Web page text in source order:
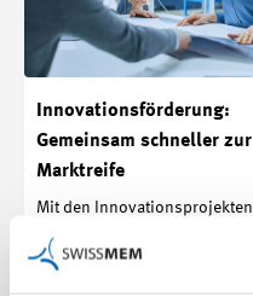
Innovationsförderung:
Gemeinsam schneller zur
Marktreife
Mit den Innovationsprojekten
von Innosuisse können
Unternehmen gemeinsam mit